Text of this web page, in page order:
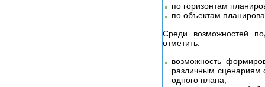
по горизонтам
по объектам
Среди возможностей
отметить:
возможность
различным сценариям
одного плана;